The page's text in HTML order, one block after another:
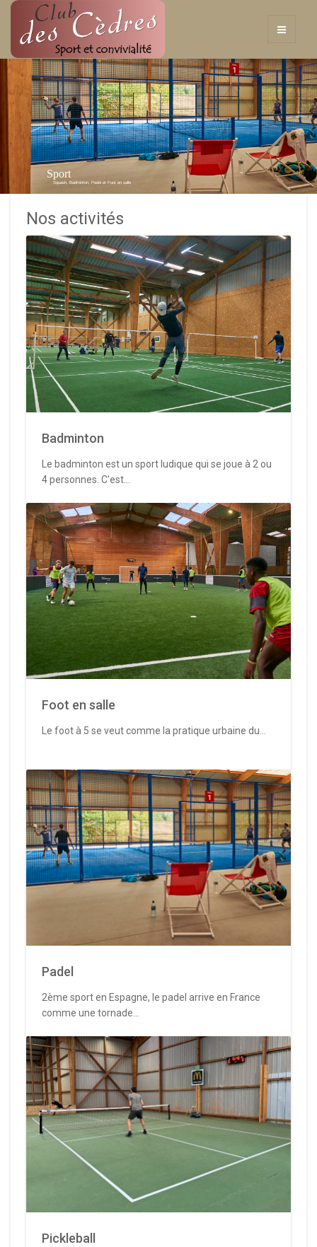
Sport
Squash, Badminton, Padel et Foot en salle
Nos activités
Badminton
Le badminton est un sport ludique qui se joue à 2 ou
4 personnes. C'est...
Foot en salle
Le foot à 5 se veut comme la pratique urbaine du...
Padel
2ème sport en Espagne, le padel arrive en France
comme une tornade...
Pickleball